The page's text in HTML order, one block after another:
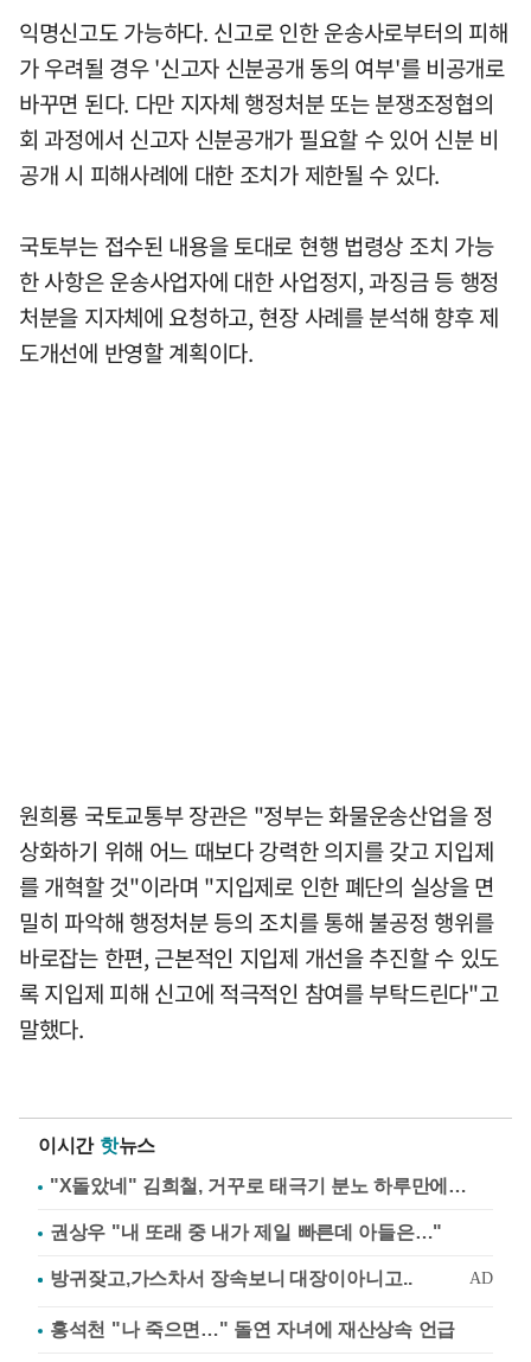
익명신고도 가능하다. 신고로 인한 운송사로부터의 피해
가 우려될 경우 '신고자 신분공개 동의 여부'를 비공개로
바꾸면 된다. 다만 지자체 행정처분 또는 분쟁조정협의
회 과정에서 신고자 신분공개가 필요할 수 있어 신분 비
공개 시 피해사례에 대한 조치가 제한될 수 있다.
국토부는 접수된 내용을 토대로 현행 법령상 조치 가능
한 사항은 운송사업자에 대한 사업정지, 과징금 등 행정
처분을 지자체에 요청하고, 현장 사례를 분석해 향후 제
도개선에 반영할 계획이다.
원희룡 국토교통부 장관은 "정부는 화물운송산업을 정
상화하기 위해 어느 때보다 강력한 의지를 갖고 지입제
를 개혁할 것"이라며 "지입제로 인한 폐단의 실상을 면
밀히 파악해 행정처분 등의 조치를 통해 불공정 행위를
바로잡는 한편, 근본적인 지입제 개선을 추진할 수 있도
록 지입제 피해 신고에 적극적인 참여를 부탁드린다"고
말했다.
이시간 핫뉴스
"X돌았네" 김희철, 거꾸로 태극기 분노 하루만에…
권상우 "내 또래 중 내가 제일 빠른데 아들은…"
홍석천 "나 죽으면…" 돌연 자녀에 재산상속 언급